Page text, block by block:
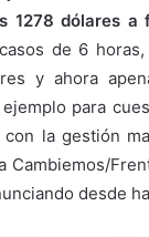
1278 dólares
de 6
y ahora
para
la gestión
Cambiemos/
desde